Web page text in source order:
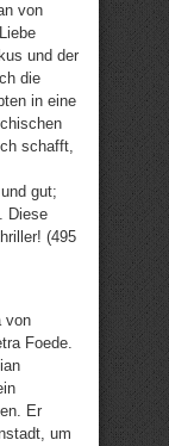
von
und der
die
in eine
schafft,
gut;
Diese
(495
von
Foede.
Er
um